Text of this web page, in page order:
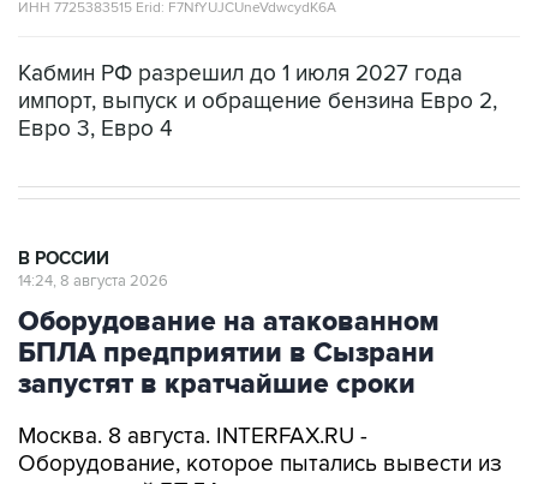
Кабмин РФ разрешил до 1 июля 2027 года
Евро 3, Евро 4
Оборудование на атакованном
БПЛА предприятии в Сызрани
запустят в кратчайшие сроки
Москва. 8 августа. INTERFAX.RU -
строя атакой БПЛА на одном из самарских
предприятий в ночь на субботу, начнет